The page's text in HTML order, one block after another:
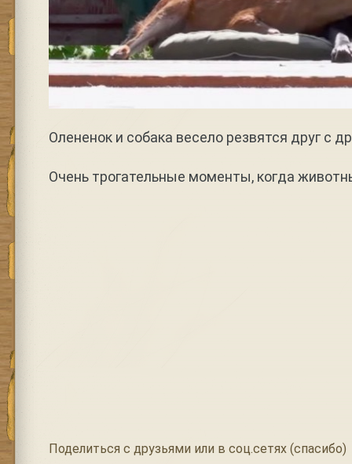
Олененок и собака весело резвятся друг с
Очень трогательные моменты, когда
Поделиться с друзьями или в соц.сетях (спасибо)